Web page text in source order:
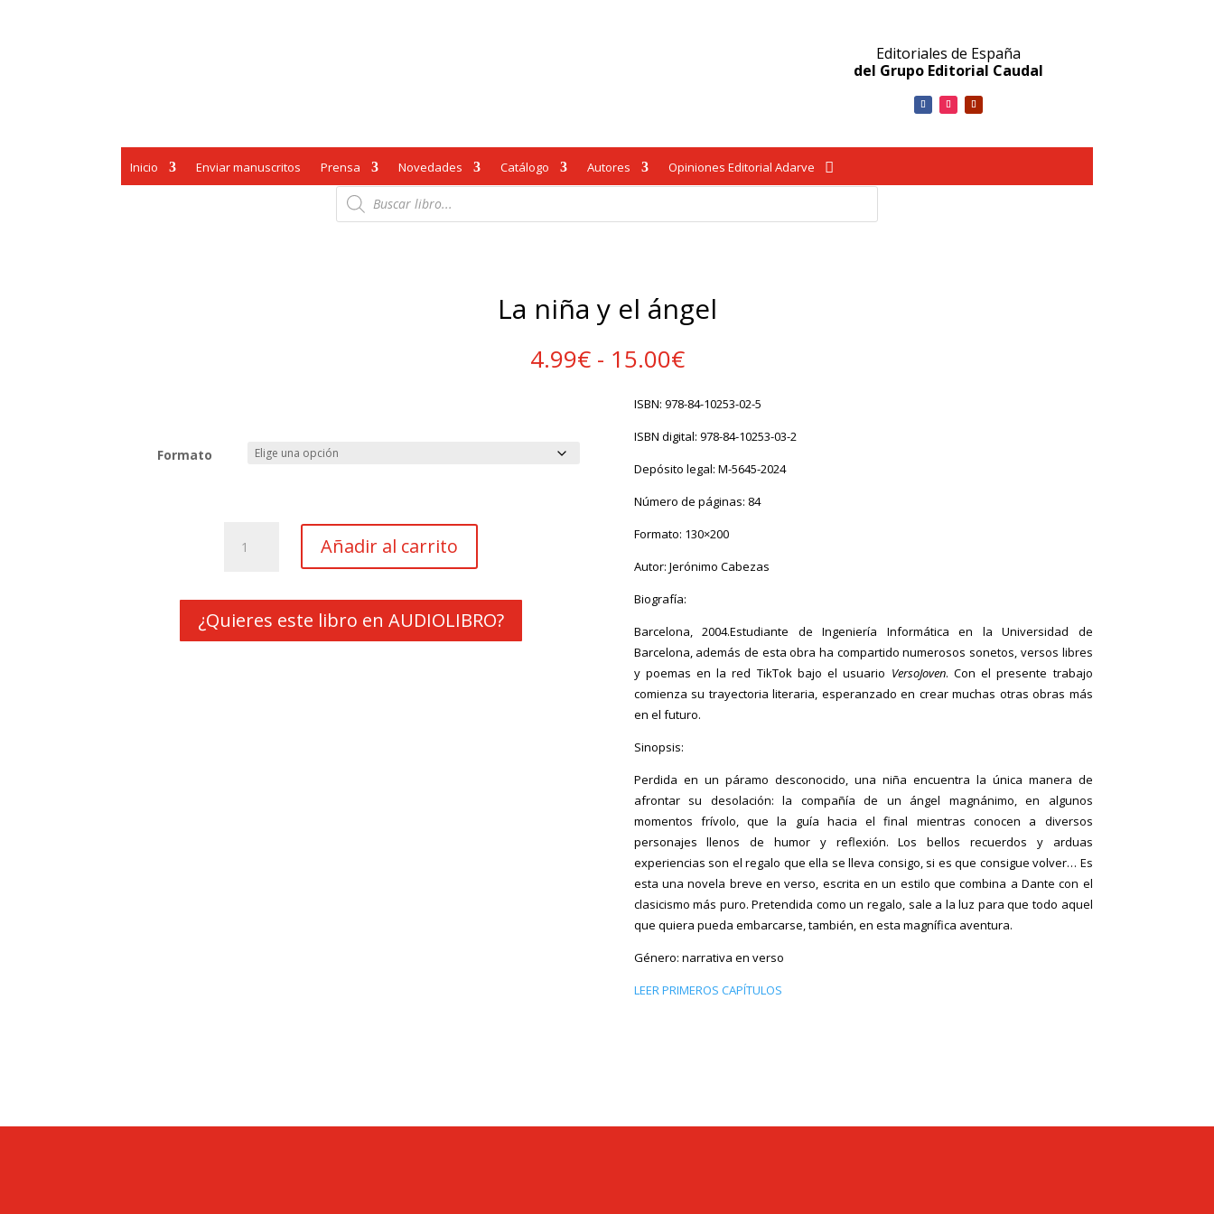
Editoriales de España
del Grupo Editorial Caudal
Inicio Enviar manuscritos Prensa Novedades Catálogo Autores Opiniones Editorial Adarve
Búsqueda
de
productos
La niña y el ángel
4.99€ - 15.00€Rango
de
precios:
4.99€
hasta
15.00€
Formato
niña
ángel
Añadir al carrito
¿Quieres este libro en AUDIOLIBRO?
ISBN: 978-84-10253-02-5
ISBN digital: 978-84-10253-03-2
Depósito legal: M-5645-2024
Número de páginas: 84
Formato: 130×200
Autor: Jerónimo Cabezas
Biografía:
Barcelona, 2004.Estudiante de Ingeniería Informática en la Universidad de
Barcelona, además de esta obra ha compartido numerosos sonetos, versos libres
y poemas en la red TikTok bajo el usuario VersoJoven. Con el presente trabajo
comienza su trayectoria literaria, esperanzado en crear muchas otras obras más
en el futuro.
Sinopsis:
Perdida en un páramo desconocido, una niña encuentra la única manera de
afrontar su desolación: la compañía de un ángel magnánimo, en algunos
momentos frívolo, que la guía hacia el final mientras conocen a diversos
personajes llenos de humor y reflexión. Los bellos recuerdos y arduas
experiencias son el regalo que ella se lleva consigo, si es que consigue volver… Es
esta una novela breve en verso, escrita en un estilo que combina a Dante con el
clasicismo más puro. Pretendida como un regalo, sale a la luz para que todo aquel
que quiera pueda embarcarse, también, en esta magnífica aventura.
Género: narrativa en verso
LEER PRIMEROS CAPÍTULOS